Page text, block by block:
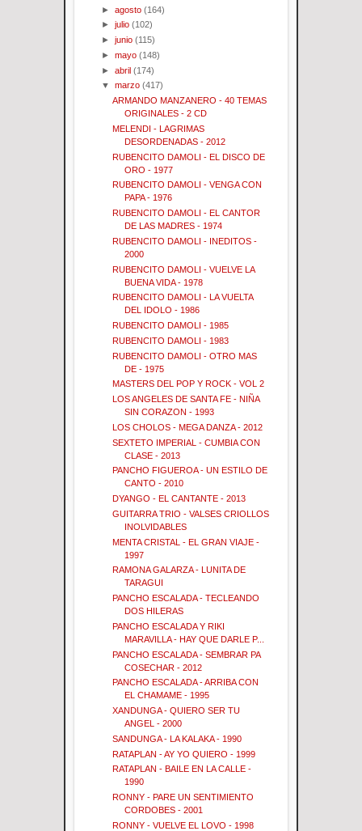
►agosto (164)
►julio (102)
►junio (115)
►mayo (148)
►abril (174)
▼marzo (417)
ARMANDO MANZANERO - 40 TEMAS
ORIGINALES - 2 CD
MELENDI - LAGRIMAS
DESORDENADAS - 2012
RUBENCITO DAMOLI - EL DISCO DE
ORO - 1977
RUBENCITO DAMOLI - VENGA CON
PAPA - 1976
RUBENCITO DAMOLI - EL CANTOR
DE LAS MADRES - 1974
RUBENCITO DAMOLI - INEDITOS -
2000
RUBENCITO DAMOLI - VUELVE LA
BUENA VIDA - 1978
RUBENCITO DAMOLI - LA VUELTA
DEL IDOLO - 1986
RUBENCITO DAMOLI - 1985
RUBENCITO DAMOLI - 1983
RUBENCITO DAMOLI - OTRO MAS
DE - 1975
MASTERS DEL POP Y ROCK - VOL 2
LOS ANGELES DE SANTA FE - NIÑA
SIN CORAZON - 1993
LOS CHOLOS - MEGA DANZA - 2012
SEXTETO IMPERIAL - CUMBIA CON
CLASE - 2013
PANCHO FIGUEROA - UN ESTILO DE
CANTO - 2010
DYANGO - EL CANTANTE - 2013
GUITARRA TRIO - VALSES CRIOLLOS
INOLVIDABLES
MENTA CRISTAL - EL GRAN VIAJE -
1997
RAMONA GALARZA - LUNITA DE
TARAGUI
PANCHO ESCALADA - TECLEANDO
DOS HILERAS
PANCHO ESCALADA Y RIKI
MARAVILLA - HAY QUE DARLE P...
PANCHO ESCALADA - SEMBRAR PA
COSECHAR - 2012
PANCHO ESCALADA - ARRIBA CON
EL CHAMAME - 1995
XANDUNGA - QUIERO SER TU
ANGEL - 2000
SANDUNGA - LA KALAKA - 1990
RATAPLAN - AY YO QUIERO - 1999
RATAPLAN - BAILE EN LA CALLE -
1990
RONNY - PARE UN SENTIMIENTO
CORDOBES - 2001
RONNY - VUELVE EL LOVO - 1998